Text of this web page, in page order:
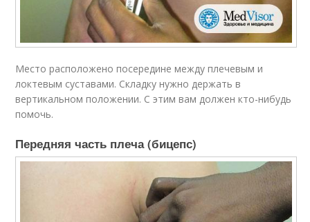
Место расположено посередине между плечевым и
локтевым суставами. Складку нужно держать в
вертикальном положении. С этим вам должен кто-нибудь
помочь.
Передняя часть плеча (бицепс)